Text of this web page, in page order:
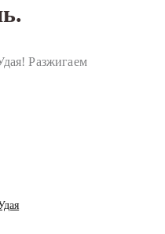
Разжигаем